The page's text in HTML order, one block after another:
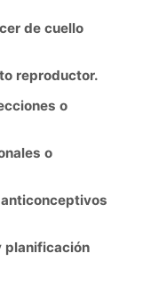
de cuello
reproductor.
o
o
planificación